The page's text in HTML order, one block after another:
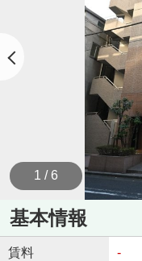
1 / 6
基本情報
賃料 -